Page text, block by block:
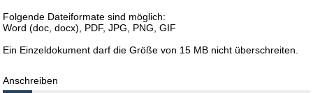
Folgende Dateiformate sind möglich:
Word (doc, docx), PDF, JPG, PNG, GIF
Ein Einzeldokument darf die Größe von 15 MB nicht überschreiten.
Anschreiben